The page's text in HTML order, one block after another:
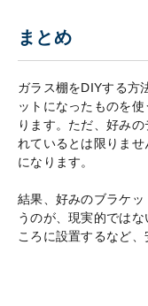
まとめ
ガラス棚をDIYする方
ットになったものを
ります。ただ、好み
れているとは限りま
になります。
結果、好みのブラケ
うのが、現実的では
ころに設置するなど、